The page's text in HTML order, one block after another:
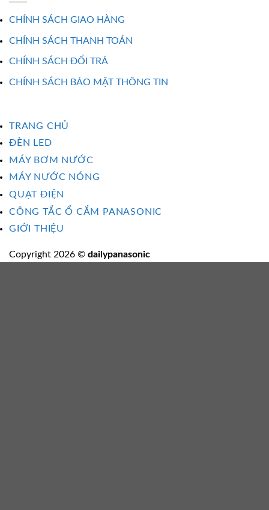
CHÍNH SÁCH GIAO HÀNG
CHÍNH SÁCH THANH TOÁN
CHÍNH SÁCH ĐỔI TRẢ
CHÍNH SÁCH BẢO MẬT THÔNG TIN
TRANG CHỦ
ĐÈN LED
MÁY BƠM NƯỚC
MÁY NƯỚC NÓNG
QUẠT ĐIỆN
CÔNG TẮC Ổ CẮM PANASONIC
GIỚI THIỆU
Copyright 2026 © dailypanasonic